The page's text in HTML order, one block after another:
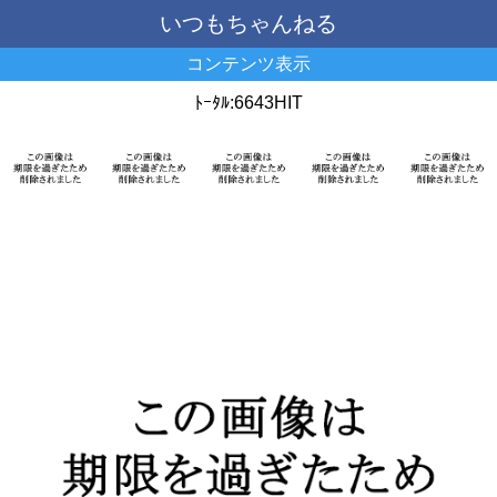
いつもちゃんねる
コンテンツ表示
ﾄｰﾀﾙ:6643HIT